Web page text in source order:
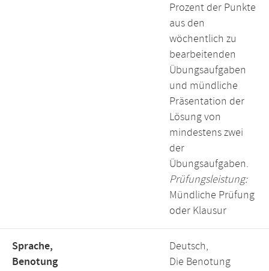
Prozent der Punkte
aus den
wöchentlich zu
bearbeitenden
Übungsaufgaben
und mündliche
Präsentation der
Lösung von
mindestens zwei
der
Übungsaufgaben.
Prüfungsleistung:
Mündliche Prüfung
oder Klausur
Sprache,
Benotung
Deutsch,
Die Benotung